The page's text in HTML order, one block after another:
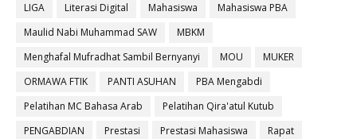
LIGA
Literasi Digital Mahasiswa
Mahasiswa PBA
Maulid Nabi Muhammad SAW
MBKM
Menghafal Mufradhat Sambil Bernyanyi
MOU
MUKER
ORMAWA FTIK
PANTI ASUHAN
PBA Mengabdi
Pelatihan MC Bahasa Arab
Pelatihan Qira'atul Kutub
PENGABDIAN
Prestasi Prestasi Mahasiswa
Rapat